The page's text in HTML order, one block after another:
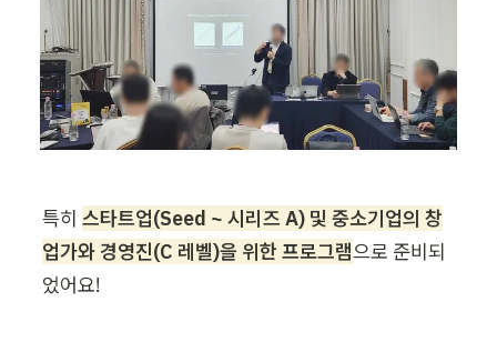
특히 스타트업(Seed ~ 시리즈 A) 및 중소기업의 창
업가와 경영진(C 레벨)을 위한 프로그램으로 준비되
었어요!